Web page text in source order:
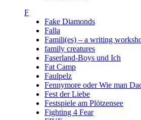
F
Fake Diamonds
Falla
Famili(es) – a writing
family creatures
Faserland-Boys und Ich
Fat Camp
Faulpelz
Fennymore oder Wie man
Fest der Liebe
Festspiele am Plötzensee
Fighting 4 Fear